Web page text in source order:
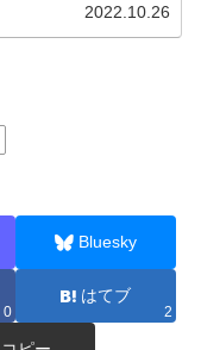
2022.10.26
Bluesky
0
はてブ
2